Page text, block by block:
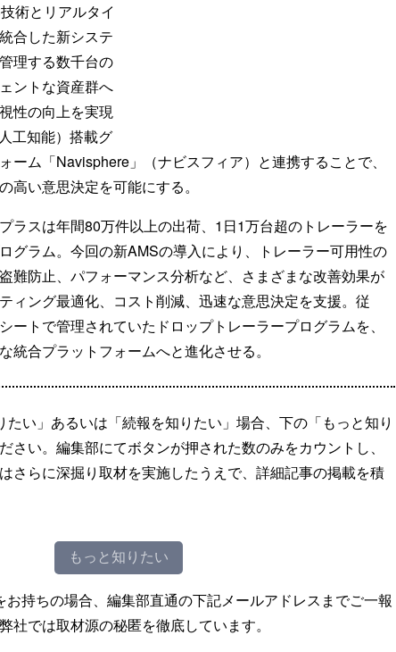
術とリアルタイ
合した新システ
理する数千台の
ントな資産群へ
性の向上を実現
工知能）搭載グ
ーム「Navisphere」（ナビスフィア）と連携することで、
高い意思決定を可能にする。
ラスは年間80万件以上の出荷、1日1万台超のトレーラーを
グラム。今回の新AMSの導入により、トレーラー可用性の
難防止、パフォーマンス分析など、さまざまな改善効果が
ィング最適化、コスト削減、迅速な意思決定を支援。従
ートで管理されていたドロップトレーラープログラムを、
統合プラットフォームへと進化させる。
い」あるいは「続報を知りたい」場合、下の「もっと知り
さい。編集部にてボタンが押された数のみをカウントし、
さらに深掘り取材を実施したうえで、詳細記事の掲載を積
もっと知りたい
持ちの場合、編集部直通の下記メールアドレスまでご一報
社では取材源の秘匿を徹底しています。